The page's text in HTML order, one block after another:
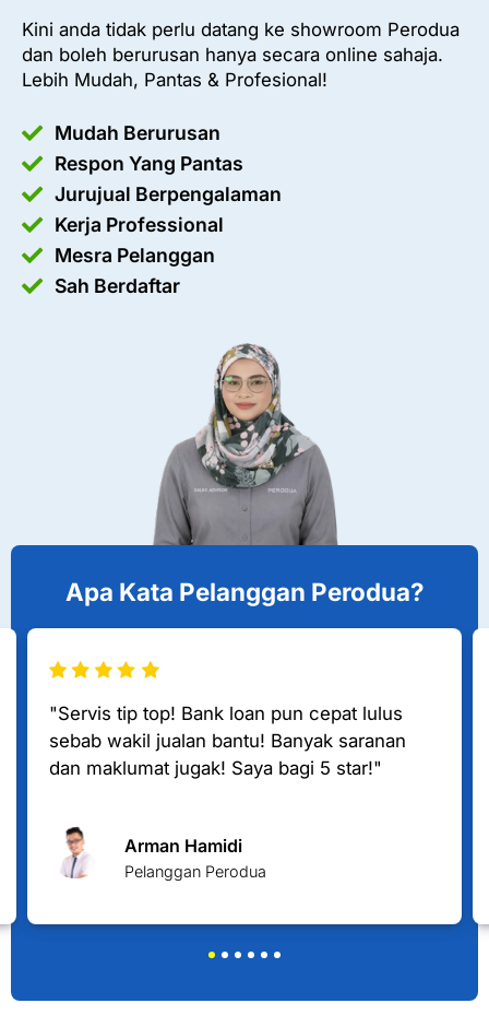
Kini anda tidak perlu datang ke showroom Perodua
dan boleh berurusan hanya secara online sahaja.
Lebih Mudah, Pantas & Profesional!
Mudah Berurusan
Respon Yang Pantas
Jurujual Berpengalaman
Kerja Professional
Mesra Pelanggan
Sah Berdaftar
Apa Kata Pelanggan Perodua?
"Servis tip top! Bank loan pun cepat lulus
sebab wakil jualan bantu! Banyak saranan
dan maklumat jugak! Saya bagi 5 star!"
Arman Hamidi
Pelanggan Perodua